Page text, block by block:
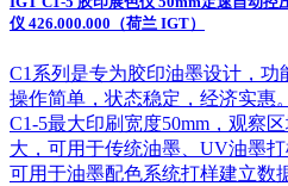
仪 426.000.000（荷兰 IGT）
C1系列是专为胶印油墨设计，功
操作简单，状态稳定，经济实惠。
C1-5最大印刷宽度50mm，观察
大，可用于传统油墨、UV油墨打
可用于油墨配色系统打样建立数